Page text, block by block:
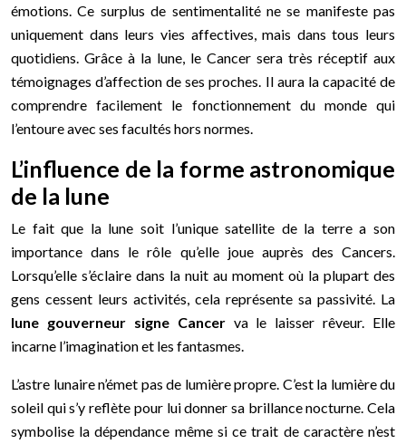
émotions. Ce surplus de sentimentalité ne se manifeste pas
uniquement dans leurs vies affectives, mais dans tous leurs
quotidiens. Grâce à la lune, le Cancer sera très réceptif aux
témoignages d’affection de ses proches. Il aura la capacité de
comprendre facilement le fonctionnement du monde qui
l’entoure avec ses facultés hors normes.
L’influence de la forme astronomique
de la lune
Le fait que la lune soit l’unique satellite de la terre a son
importance dans le rôle qu’elle joue auprès des Cancers.
Lorsqu’elle s’éclaire dans la nuit au moment où la plupart des
gens cessent leurs activités, cela représente sa passivité. La
lune gouverneur signe Cancerva le laisser rêveur. Elle
incarne l’imagination et les fantasmes.
L’astre lunaire n’émet pas de lumière propre. C’est la lumière du
soleil qui s’y reflète pour lui donner sa brillance nocturne. Cela
symbolise la dépendance même si ce trait de caractère n’est